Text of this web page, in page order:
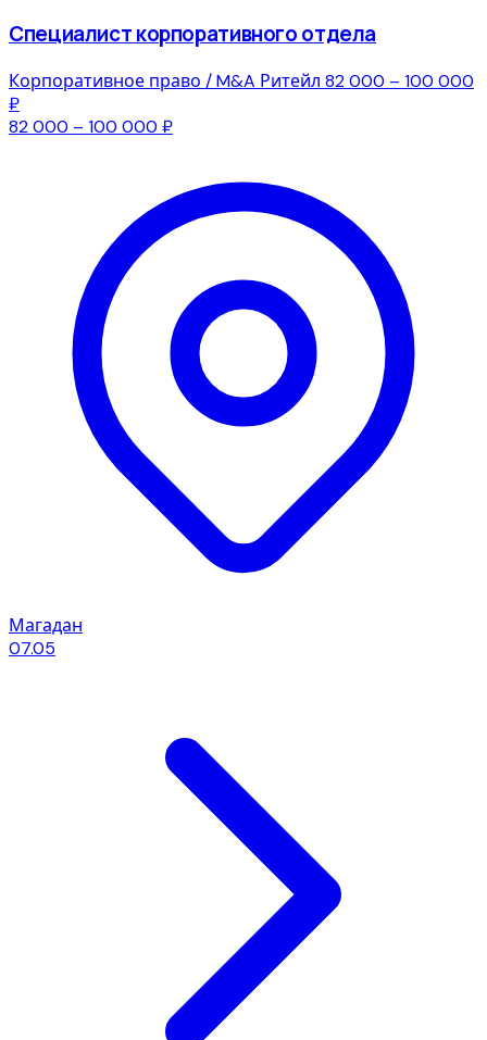
Специалист корпоративного отдела
Корпоративное право / M&A Ритейл 82 000 – 100 000
₽
82 000 – 100 000 ₽
Магадан
07.05